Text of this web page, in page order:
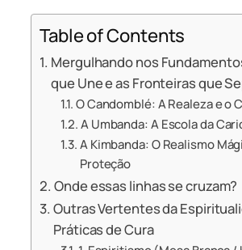
Table of Contents
Mergulhando nos
que Une e as Fronteiras que
O Candomblé: A Realeza e o
A Umbanda: A Escola da
A Kimbanda: O Realismo
Proteção
Onde essas linhas se cruzam?
Outras Vertentes da
Práticas de Cura